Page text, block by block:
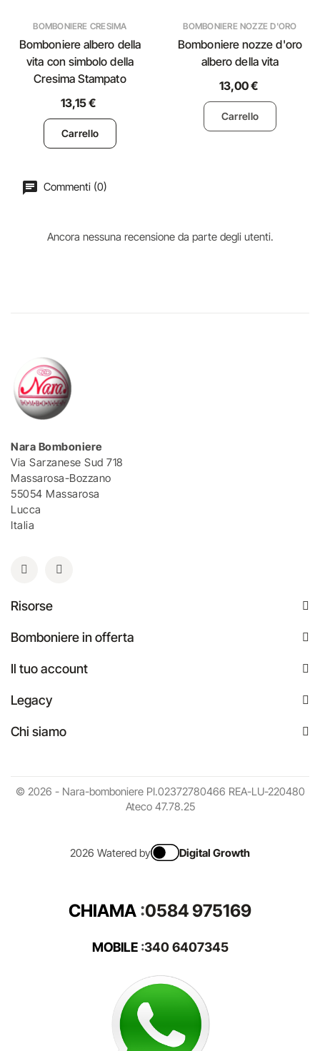
BOMBONIERE CRESIMA
Bomboniere albero della
vita con simbolo della
Cresima Stampato
13,15 €
Carrello
BOMBONIERE NOZZE D'ORO
Bomboniere nozze d'oro
albero della vita
13,00 €
Carrello
Commenti (0)
Ancora nessuna recensione da parte degli utenti.
Nara Bomboniere
Via Sarzanese Sud 718
Massarosa-Bozzano
55054 Massarosa
Lucca
Italia
Risorse
Bomboniere in offerta
Il tuo account
Legacy
Chi siamo
© 2026 - Nara-bomboniere PI.02372780466 REA-LU-220480
Ateco 47.78.25
2026 Watered by Digital Growth
CHIAMA :0584 975169
MOBILE:340 6407345